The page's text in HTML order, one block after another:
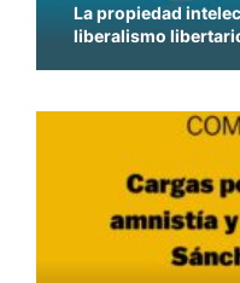
La propiedad
liberalismo